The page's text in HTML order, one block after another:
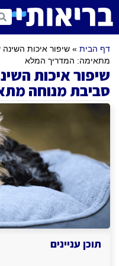
דף הבית » שיפור איכות
מתאימה: המדריך המלא
שיפור איכות
סביבת מנוחה
תוכן עניינים